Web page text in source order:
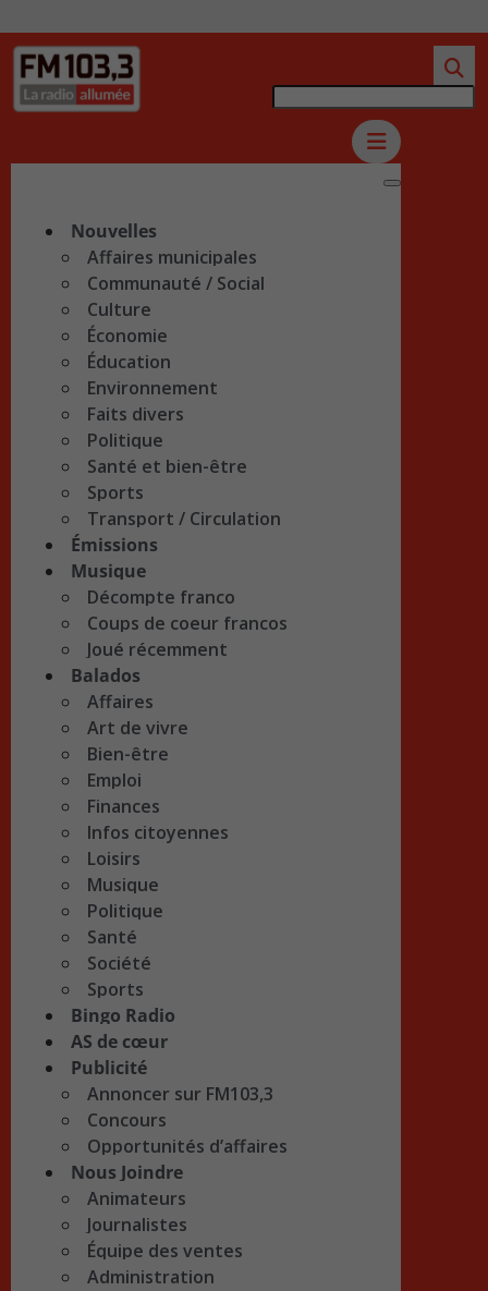
Nouvelles
Affaires municipales
Communauté / Social
Culture
Économie
Éducation
Environnement
Faits divers
Politique
Santé et bien-être
Sports
Transport / Circulation
Émissions
Musique
Décompte franco
Coups de coeur francos
Joué récemment
Balados
Affaires
Art de vivre
Bien-être
Emploi
Finances
Infos citoyennes
Loisirs
Musique
Politique
Santé
Société
Sports
Bingo Radio
AS de cœur
Publicité
Annoncer sur FM103,3
Concours
Opportunités d’affaires
Nous Joindre
Animateurs
Journalistes
Équipe des ventes
Administration